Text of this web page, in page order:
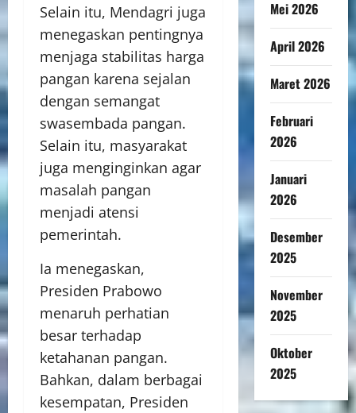
Selain itu, Mendagri juga
menegaskan pentingnya
menjaga stabilitas harga
pangan karena sejalan
dengan semangat
swasembada pangan.
Selain itu, masyarakat
juga menginginkan agar
masalah pangan
menjadi atensi
pemerintah.
Ia menegaskan,
Presiden Prabowo
menaruh perhatian
besar terhadap
ketahanan pangan.
Bahkan, dalam berbagai
kesempatan, Presiden
Mei 2026
April 2026
Maret 2026
Februari
2026
Januari
2026
Desember
2025
November
2025
Oktober
2025